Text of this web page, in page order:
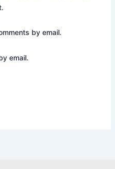
by email.
email.